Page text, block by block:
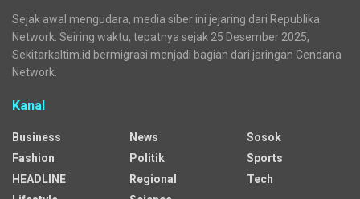
Sejak awal mengudara, media siber ini jejaring dari Republika
Network. Seiring waktu, tepatnya sejak 25 Desember 2025,
Sekitarkaltim.id bermigrasi menjadi bagian dari jaringan Cendana
Network.
Kanal
Business
Fashion
HEADLINE
News
Politik
Regional
Sosok
Sports
Tech